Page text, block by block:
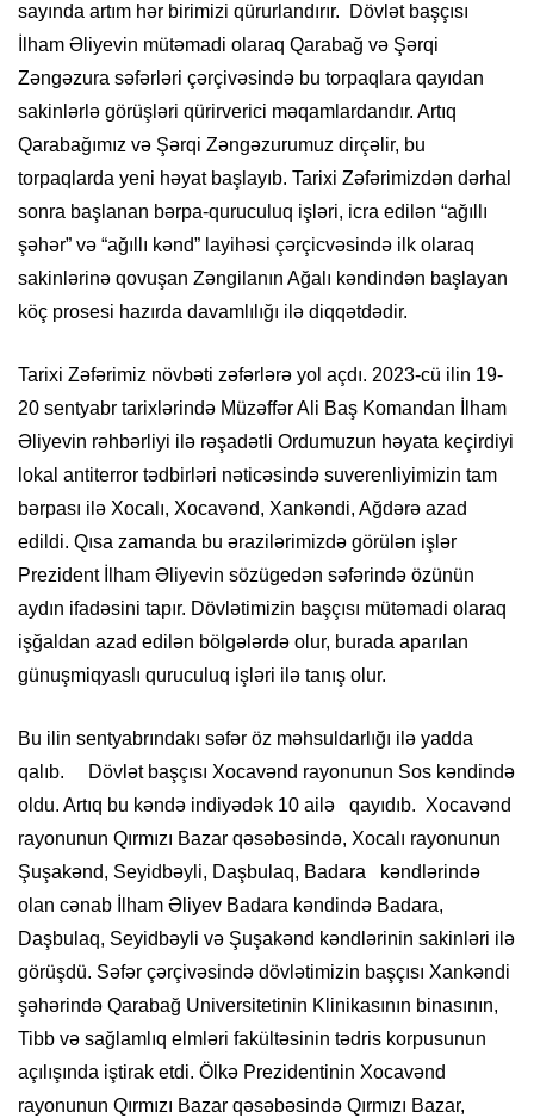
sayında artım hər birimizi qürurlandırır. Dövlət başçısı
İlham Əliyevin mütəmadi olaraq Qarabağ və Şərqi
Zəngəzura səfərləri çərçivəsində bu torpaqlara qayıdan
sakinlərlə görüşləri qürirverici məqamlardandır. Artıq
Qarabağımız və Şərqi Zəngəzurumuz dirçəlir, bu
torpaqlarda yeni həyat başlayıb. Tarixi Zəfərimizdən dərhal
sonra başlanan bərpa-quruculuq işləri, icra edilən “ağıllı
şəhər” və “ağıllı kənd” layihəsi çərçicvəsində ilk olaraq
sakinlərinə qovuşan Zəngilanın Ağalı kəndindən başlayan
köç prosesi hazırda davamlılığı ilə diqqətdədir.
Tarixi Zəfərimiz növbəti zəfərlərə yol açdı. 2023-cü ilin 19-
20 sentyabr tarixlərində Müzəffər Ali Baş Komandan İlham
Əliyevin rəhbərliyi ilə rəşadətli Ordumuzun həyata keçirdiyi
lokal antiterror tədbirləri nəticəsində suverenliyimizin tam
bərpası ilə Xocalı, Xocavənd, Xankəndi, Ağdərə azad
edildi. Qısa zamanda bu ərazilərimizdə görülən işlər
Prezident İlham Əliyevin sözügedən səfərində özünün
aydın ifadəsini tapır. Dövlətimizin başçısı mütəmadi olaraq
işğaldan azad edilən bölgələrdə olur, burada aparılan
günuşmiqyaslı quruculuq işləri ilə tanış olur.
Bu ilin sentyabrındakı səfər öz məhsuldarlığı ilə yadda
qalıb. Dövlət başçısı Xocavənd rayonunun Sos kəndində
oldu. Artıq bu kəndə indiyədək 10 ailə qayıdıb. Xocavənd
rayonunun Qırmızı Bazar qəsəbəsində, Xocalı rayonunun
Şuşakənd, Seyidbəyli, Daşbulaq, Badara kəndlərində
olan cənab İlham Əliyev Badara kəndində Badara,
Daşbulaq, Seyidbəyli və Şuşakənd kəndlərinin sakinləri ilə
görüşdü. Səfər çərçivəsində dövlətimizin başçısı Xankəndi
şəhərində Qarabağ Universitetinin Klinikasının binasının,
Tibb və sağlamlıq elmləri fakültəsinin tədris korpusunun
açılışında iştirak etdi. Ölkə Prezidentinin Xocavənd
rayonunun Qırmızı Bazar qəsəbəsində Qırmızı Bazar,